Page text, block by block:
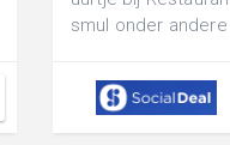
smul onder
of g...